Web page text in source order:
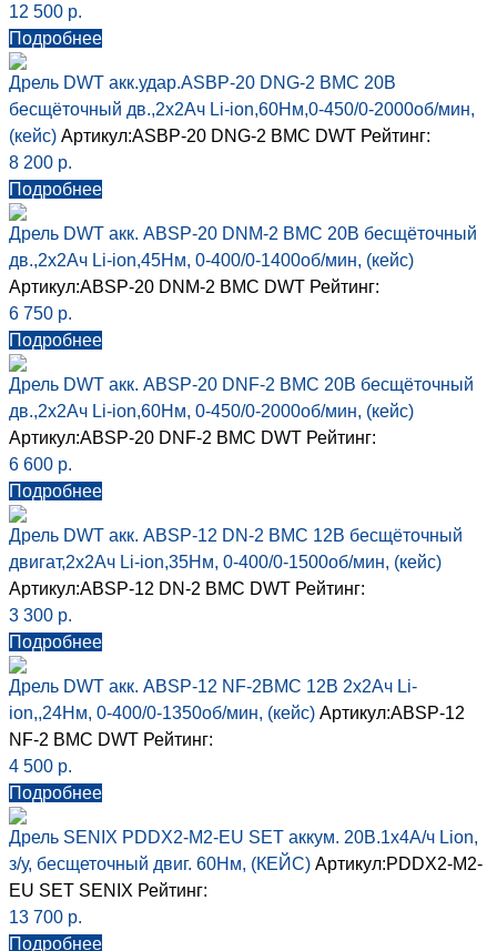
12 500 р.
Подробнее
Дрель DWT акк.удар.ASBP-20 DNG-2 BMC 20В
бесщёточный дв.,2х2Ач Li-ion,60Нм,0-450/0-2000об/мин,
(кейс) Артикул:ASBP-20 DNG-2 BMC DWT Рейтинг:
8 200 р.
Подробнее
Дрель DWT акк. ABSP-20 DNM-2 BMC 20В бесщёточный
дв.,2х2Ач Li-ion,45Нм, 0-400/0-1400об/мин, (кейс)
Артикул:ABSP-20 DNM-2 BMC DWT Рейтинг:
6 750 р.
Подробнее
Дрель DWT акк. ABSP-20 DNF-2 BMC 20В бесщёточный
дв.,2х2Ач Li-ion,60Нм, 0-450/0-2000об/мин, (кейс)
Артикул:ABSP-20 DNF-2 BMC DWT Рейтинг:
6 600 р.
Подробнее
Дрель DWT акк. ABSP-12 DN-2 BMC 12В бесщёточный
двигат,2х2Ач Li-ion,35Нм, 0-400/0-1500об/мин, (кейс)
Артикул:ABSP-12 DN-2 BMC DWT Рейтинг:
3 300 р.
Подробнее
Дрель DWT акк. ABSP-12 NF-2BMC 12В 2х2Ач Li-
ion,,24Нм, 0-400/0-1350об/мин, (кейс) Артикул:ABSP-12
NF-2 BMC DWT Рейтинг:
4 500 р.
Подробнее
Дрель SENIX PDDX2-M2-EU SET аккум. 20В.1х4А/ч Lion,
з/у, бесщеточный двиг. 60Нм, (КЕЙС) Артикул:PDDX2-M2-
EU SET SENIX Рейтинг:
13 700 р.
Подробнее